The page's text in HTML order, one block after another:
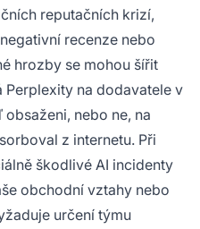
reputačních krizí,
recenze nebo
hrozby se mohou šířit
Perplexity na dodavatele v
nebo ne, na
z internetu. Při
škodlivé AI incidenty
obchodní vztahy nebo
určení týmu